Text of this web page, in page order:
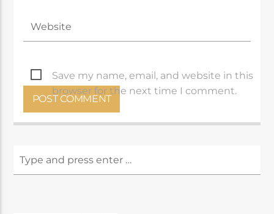
Save my name, email, and website in this
browser for the next time I comment.